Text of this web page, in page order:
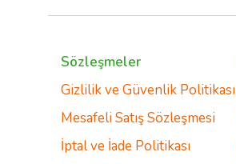
Sözleşmeler
Gizlilik ve Güvenlik Politikası
Mesafeli Satış Sözleşmesi
İptal ve İade Politikası